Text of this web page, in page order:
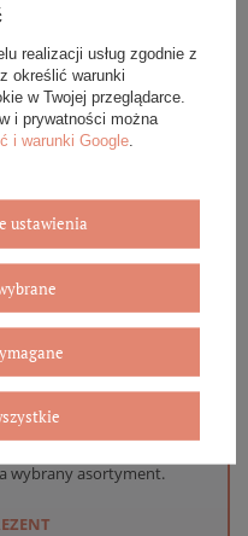
gratis
sklepie internetowym
pudełko ze skóry
wybrany asortyment.
realizacji usług zgodnie z
określić warunki
w Twojej przeglądarce.
i prywatności można
i warunki Google
ustawienia